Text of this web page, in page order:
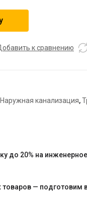
к сравнению
Наружная канализация,
до 20% на инженерное
товаров — подготовим